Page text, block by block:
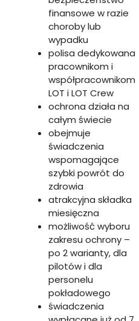
finansowe w razie
choroby lub
wypadku
polisa dedykowana
pracownikom i
współpracownikom
LOT i LOT Crew
ochrona działa na
całym świecie
obejmuje
świadczenia
wspomagające
szybki powrót do
zdrowia
atrakcyjna składka
miesięczna
możliwość wyboru
zakresu ochrony –
po 2 warianty, dla
pilotów i dla
personelu
pokładowego
świadczenia